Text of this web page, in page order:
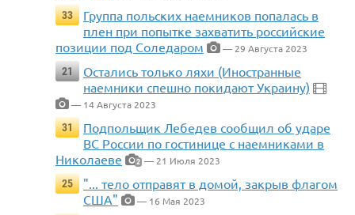
33
Группа польских наемников попалась в
плен при попытке захватить российские
позиции под Соледаром
— 29 Августа 2023
21
Остались только ляхи (Иностранные
наемники спешно покидают Украину)
— 14 Августа 2023
31
Подпольщик Лебедев сообщил об ударе
ВС России по гостинице с наемниками в
Николаеве
2 — 21 Июля 2023
25
"... тело отправят в домой, закрыв флагом
США"
— 16 Мая 2023